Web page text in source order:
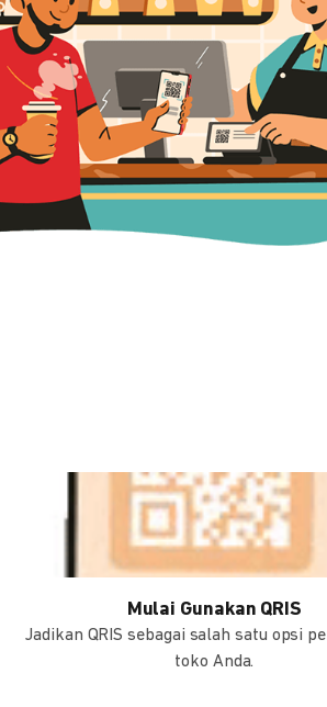
Mulai Gunakan QRIS
Jadikan QRIS sebagai salah satu opsi
toko Anda.